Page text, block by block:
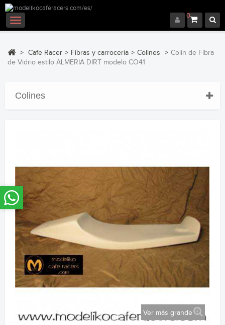
0
Navegación
Toggle
> Cafe Racer > Fibras y carrocería > Colines > Colin de Fibra
de Vidrio estilo ALMERIA DIRT modelo CO41
Colines
Ver más grande